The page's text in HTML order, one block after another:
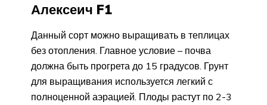
Алексеич F1
Данный сорт можно выращивать в теплицах
без отопления. Главное условие – почва
должна быть прогрета до 15 градусов. Грунт
для выращивания используется легкий с
полноценной аэрацией. Плоды растут по 2-3